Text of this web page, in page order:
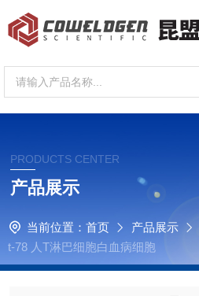
PRODUCTS CENTER
产品展示
当前位置： 首页 产品展示
t-78 人T淋巴细胞白血病细胞